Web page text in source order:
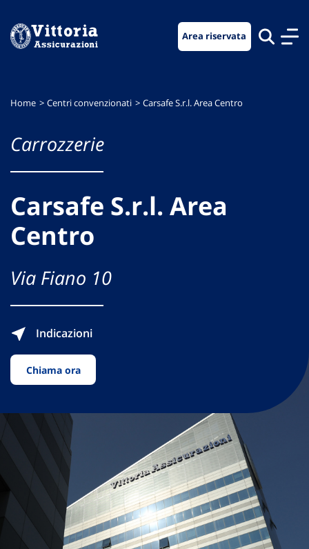
menu
contenuto
footer
Area riservata
Home Centri convenzionati Carsafe S.r.l. Area Centro
Carrozzerie
Carsafe S.r.l. Area
Centro
Via Fiano 10
Indicazioni
Chiama ora